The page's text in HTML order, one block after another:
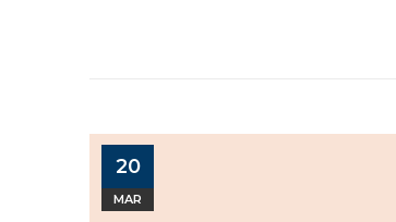
20
MAR